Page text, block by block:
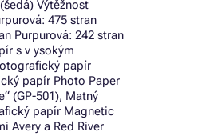
Výtěžnost
475 stran
Purpurová: 242 stran
s v ysokým
papír
papír Photo Paper
(GP-501), Matný
papír Magnetic
Avery a Red River